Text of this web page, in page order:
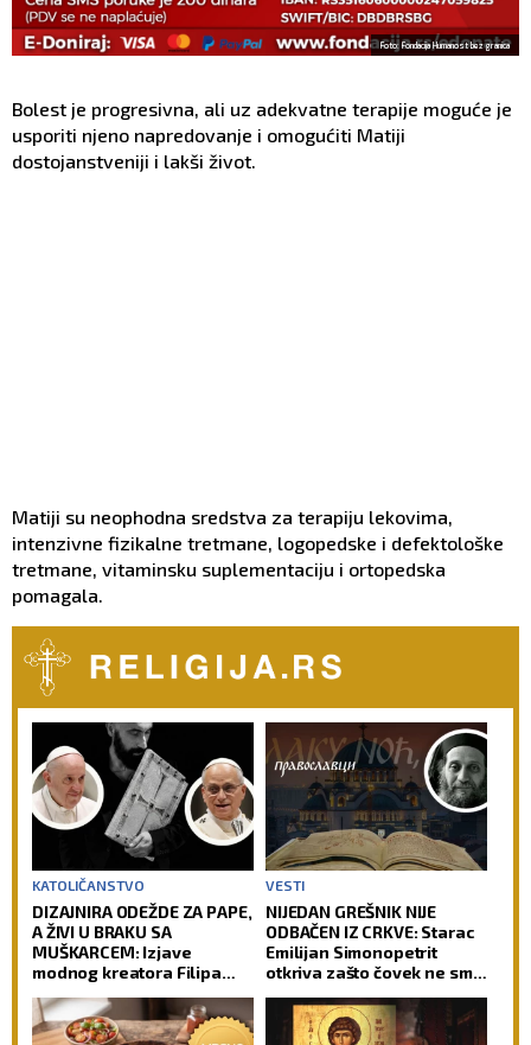
Foto: Fondacija Humanost bez granica
Bolest je progresivna, ali uz adekvatne terapije moguće je
usporiti njeno napredovanje i omogućiti Matiji
dostojanstveniji i lakši život.
Matiji su neophodna sredstva za terapiju lekovima,
intenzivne fizikalne tretmane, logopedske i defektološke
tretmane, vitaminsku suplementaciju i ortopedska
pomagala.
KATOLIČANSTVO
DIZAJNIRA ODEŽDE ZA PAPE,
A ŽIVI U BRAKU SA
MUŠKARCEM: Izjave
modnog kreatora Filipa
neprijatno pitanje za
Katoličku crkvu
VESTI
NIJEDAN GREŠNIK NIJE
ODBAČEN IZ CRKVE: Starac
Emilijan Simonopetrit
otkriva zašto čovek ne sme